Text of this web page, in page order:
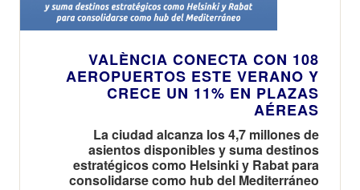
VALÈNCIA CONECTA CON 108
AEROPUERTOS ESTE VERANO Y
CRECE UN 11% EN PLAZAS
AÉREAS
La ciudad alcanza los 4,7 millones de
asientos disponibles y suma destinos
estratégicos como Helsinki y Rabat para
consolidarse como hub del Mediterráneo